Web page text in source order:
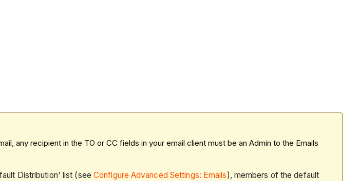
any recipient in the TO or CC fields in your email client must be an Admin to the Emails
Distribution' list (see Configure Advanced Settings: Emails), members of the default